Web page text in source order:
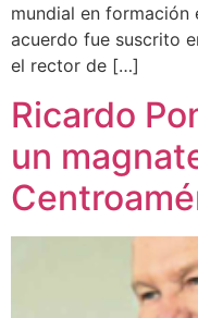
mundial en formación
acuerdo fue suscrito
el rector de […]
Ricardo
un